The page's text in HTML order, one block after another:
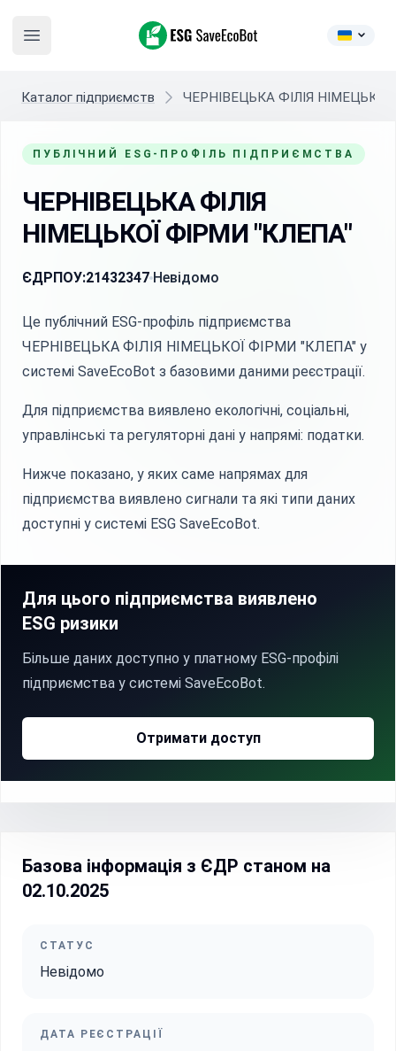
Open main menu
ESG SaveEcoBot
Каталог підприємств ЧЕРНІВЕЦЬКА ФІЛІЯ
ПУБЛІЧНИЙ ESG-ПРОФІЛЬ ПІДПРИЄМСТВА
ЧЕРНІВЕЦЬКА ФІЛІЯ
НІМЕЦЬКОЇ ФІРМИ "КЛЕПА"
ЄДРПОУ:21432347 Невідомо
Це публічний ESG-профіль підприємства
ЧЕРНІВЕЦЬКА ФІЛІЯ НІМЕЦЬКОЇ ФІРМИ "КЛЕПА" у
системі SaveEcoBot з базовими даними реєстрації.
Для підприємства виявлено екологічні, соціальні,
управлінські та регуляторні дані у напрямі: податки.
Нижче показано, у яких саме напрямах для
підприємства виявлено сигнали та які типи даних
доступні у системі ESG SaveEcoBot.
Для цього підприємства виявлено
ESG ризики
Більше даних доступно у платному ESG-профілі
підприємства у системі SaveEcoBot.
Отримати доступ
Базова інформація з ЄДР станом на
02.10.2025
СТАТУС
Невідомо
ДАТА РЕЄСТРАЦІЇ